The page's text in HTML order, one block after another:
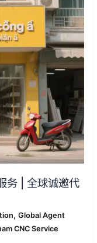
务 | 全球诚邀代
,Global Agent
CNC Service